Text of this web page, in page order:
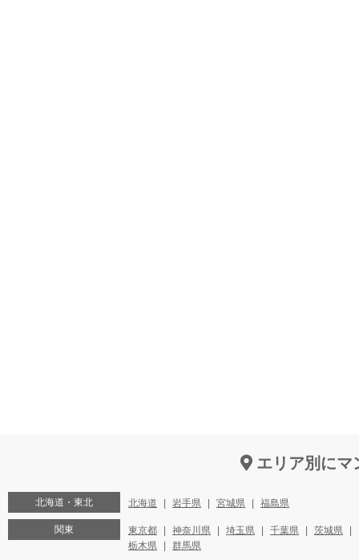
エリア別にマ
北海道・東北 北海道 岩手県 宮城県 福島県
関東 東京都 神奈川県 埼玉県 千葉県
茨城県
栃木県
群馬県